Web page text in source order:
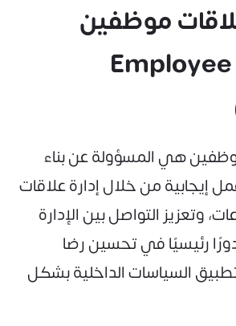
موظفين
هي المسؤولة عن بناء
إيجابية من خلال إدارة علاقات
وتعزيز التواصل بين الإدارة
رئيسيًا في تحسين رضا
السياسات الداخلية بشكل